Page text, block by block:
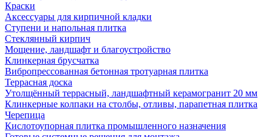
Краски
Аксессуары для кирпичной кладки
Ступени и напольная плитка
Cтеклянный кирпич
Мощение, ландшафт и благоустройство
Клинкерная брусчатка
Вибропрессованная бетонная тротуарная плитка
Террасная доска
Утолщённый террасный, ландшафтный керамогранит 20 мм
Клинкерные колпаки на столбы, отливы, парапетная плитка
Черепица
Кислотоупорная плитка промышленного назначения